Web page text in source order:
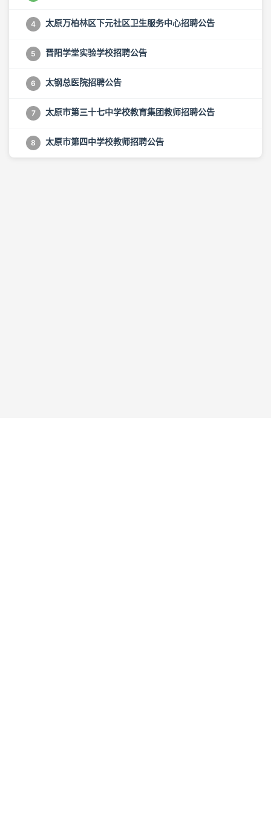
4 太原万柏林区下元社区卫生服务中心招聘公告
5 晋阳学堂实验学校招聘公告
6 太钢总医院招聘公告
7 太原市第三十七中学校教育集团教师招聘公告
8 太原市第四中学校教师招聘公告